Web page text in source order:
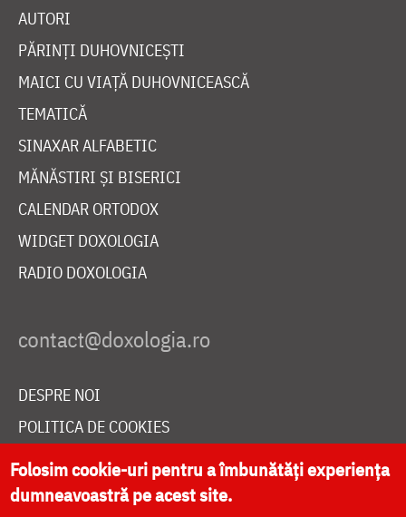
AUTORI
PĂRINȚI DUHOVNICEȘTI
MAICI CU VIAȚĂ DUHOVNICEASCĂ
TEMATICĂ
SINAXAR ALFABETIC
MĂNĂSTIRI ȘI BISERICI
CALENDAR ORTODOX
WIDGET DOXOLOGIA
RADIO DOXOLOGIA
DESPRE NOI
POLITICA DE COOKIES
DONEAZĂ ONLINE PENTRU CATEDRALA NAȚIONALĂ
Folosim cookie-uri pentru a îmbunătăți experiența
dumneavoastră pe acest site.